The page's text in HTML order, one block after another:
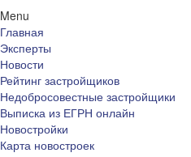
Menu
Главная
Эксперты
Новости
Рейтинг застройщиков
Недобросовестные застройщики
Выписка из ЕГРН онлайн
Новостройки
Карта новостроек